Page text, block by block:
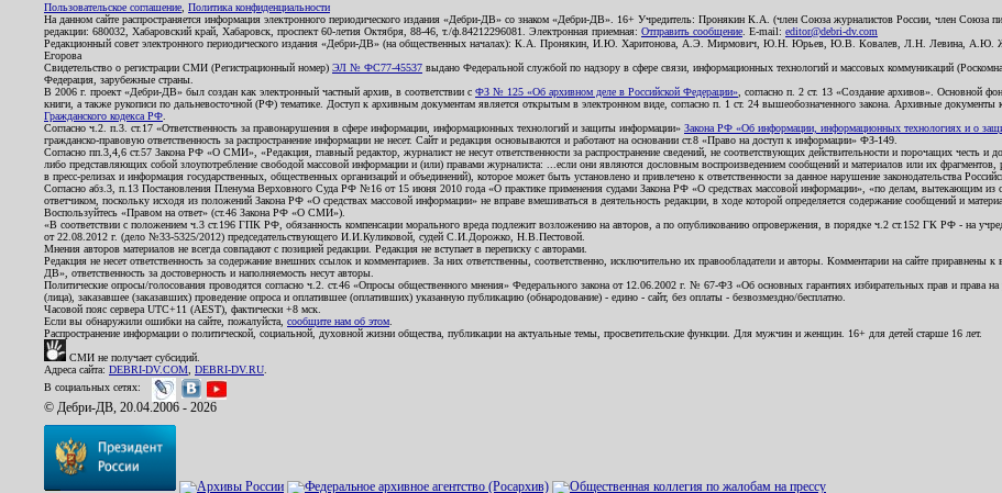
Пользовательское соглашение Политика конфиденциальности
На данном сайте распространяется информация электронного периодического издания «Дебри-ДВ» со знаком «Дебри-ДВ». 16+ Учредитель: Пронякин К.А. (член Союза журналистов России, член Союза
редакции: 680032, Хабаровский край, Хабаровск, проспект 60-летия Октября, 88-46, т./ф.84212296081. Электронная приемная: Отправить сообщение . E-mail: editor@debri-dv.com
Редакционный совет электронного периодического издания «Дебри-ДВ» (на общественных началах): К.А. Пронякин, И.Ю. Харитонова, А.Э. Мирмович, Ю.Н. Юрьев, Ю.В. Ковалев, Л.Н. Левина,
Егорова
Свидетельство о регистрации СМИ (Регистрационный номер) ЭЛ № ФС77-45537 выдано Федеральной службой по надзору в сфере связи, информационных технологий и массовых коммуникаций
Федерация, зарубежные страны.
В 2006 г. проект «Дебри-ДВ» был создан как электронный частный архив, в соответствии с ФЗ № 125 «Об архивном деле в Российской Федерации» , согласно п. 2 ст. 13 «Создание архивов». Основной
книги, а также рукописи по дальневосточной (РФ) тематике. Доступ к архивным документам является открытым в электронном виде, согласно п. 1 ст. 24 вышеобозначенного закона. Архивные документы к
Гражданского кодекса РФ
Согласно ч.2. п.3. ст.17 «Ответственность за правонарушения в сфере информации, информационных технологий и защиты информации» Закона РФ «Об информации, информационных технологиях и о
гражданско-правовую ответственность за распространение информации не несет. Сайт и редакция основываются и работают на основании ст.8 «Право на доступ к информации» ФЗ-149.
Согласно пп.3,4,6 ст.57 Закона РФ «О СМИ», «Редакция, главный редактор, журналист не несут ответственности за распространение сведений, не соответствующих действительности и порочащих честь
либо представляющих собой злоупотребление свободой массовой информации и (или) правами журналиста: ...если они являются дословным воспроизведением сообщений и материалов или их
в пресс-релизах и информация государственных, общественных организаций и объединений), которое может быть установлено и привлечено к ответственности за данное нарушение законодательства
Согласно абз.3, п.13 Постановления Пленума Верховного Суда РФ №16 от 15 июня 2010 года «О практике применения судами Закона РФ «О средствах массовой информации», «по делам, вытекающим из
ответчиком, поскольку исходя из положений Закона РФ «О средствах массовой информации» не вправе вмешиваться в деятельность редакции, в ходе которой определяется содержание сообщений и
Воспользуйтесь «Правом на ответ» (ст.46 Закона РФ «О СМИ»).
«В соответствии с положением ч.3 ст.196 ГПК РФ, обязанность компенсации морального вреда подлежит возложению на авторов, а по опубликованию опровержения, в порядке ч.2 ст.152 ГК РФ - на
от 22.08.2012 г. (дело №33-5325/2012) председательствующего И.И.Куликовой, судей С.И.Дорожко, Н.В.Пестовой.
Мнения авторов материалов не всегда совпадают с позицией редакции. Редакция не вступает в переписку с авторами.
Редакция не несет ответственность за содержание внешних ссылок и комментариев. За них ответственны, соответственно, исключительно их правообладатели и авторы. Комментарии на сайте
ДВ», ответственность за достоверность и наполняемость несут авторы.
Политические опросы/голосования проводятся согласно ч.2. ст.46 «Опросы общественного мнения» Федерального закона от 12.06.2002 г. № 67-ФЗ «Об основных гарантиях избирательных прав и права
(лица), заказавшее (заказавших) проведение опроса и оплатившее (оплативших) указанную публикацию (обнародование) - едино - сайт, без оплаты - безвозмездно/бесплатно.
Часовой пояс сервера UTC+11 (AEST), фактически +8 мск.
Если вы обнаружили ошибки на сайте, пожалуйста, сообщите нам об этом
Распространение информации о политической, социальной, духовной жизни общества, публикации на актуальные темы, просветительские функции. Для мужчин и женщин. 16+ для детей старше 16 лет.
СМИ не получает субсидий.
Адреса сайта: DEBRI-DV.COM DEBRI-DV.RU
В социальных сетях:
© Дебри-ДВ, 20.04.2006 - 2026